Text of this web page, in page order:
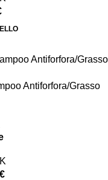
Antiforfora/Grasso
€